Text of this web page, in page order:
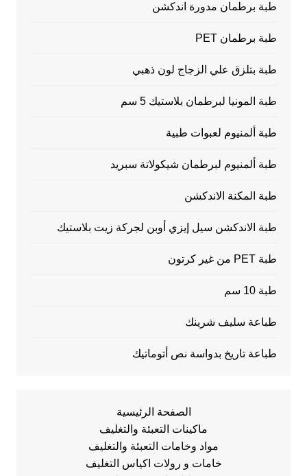
طبة برطمان مدورة اندكشن
طبة برطمان PET
طبة بتلزق علي الزجاج لون ذهبي
طبة المونيا لبرطمان بلاستيك 5 سم
طبة ألمنيوم لعبوات طبية
طبة ألمنيوم لبرطمان شيكولاتة سبريد
طبة المكنة الاندكشن
طبة الاندكشن سيل إيزي أوبن لجركة زيت بلاستيك
طبة PET من غير كرتون
طبة 10 سم
طباعة سليف شرينك
طباعة تاريخ بدواسة نص أتوماتيك
الصفحة الرئيسية
ماكينات التعبئة والتغليف
مواد وخامات التعبئة والتغليف
خامات و رولات اكياس التغليف